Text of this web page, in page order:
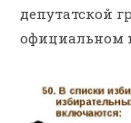
депутатской
официальном